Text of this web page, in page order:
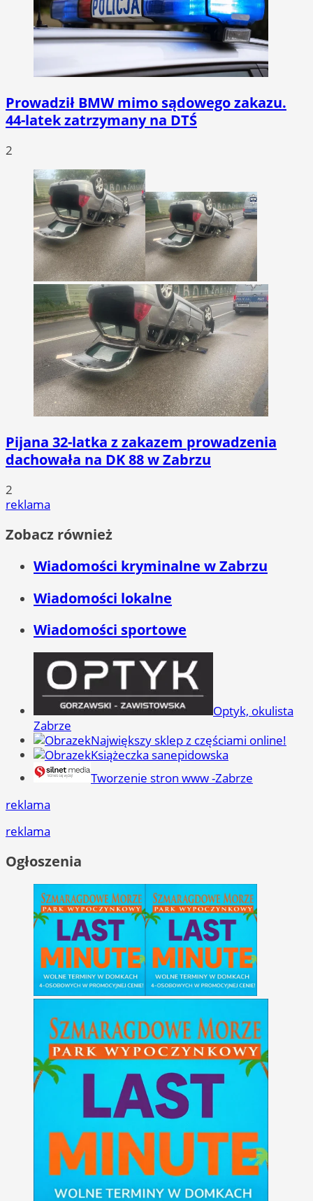
Prowadził BMW mimo sądowego zakazu.
44-latek zatrzymany na DTŚ
2
Pijana 32-latka z zakazem prowadzenia
dachowała na DK 88 w Zabrzu
2
reklama
Zobacz również
Wiadomości kryminalne w Zabrzu
Wiadomości lokalne
Wiadomości sportowe
Optyk, okulista
Zabrze
Największy sklep z częściami online!
Książeczka sanepidowska
Tworzenie stron www -Zabrze
reklama
reklama
Ogłoszenia